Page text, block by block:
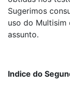
Sugerimos
uso do
assunto.
Indice do